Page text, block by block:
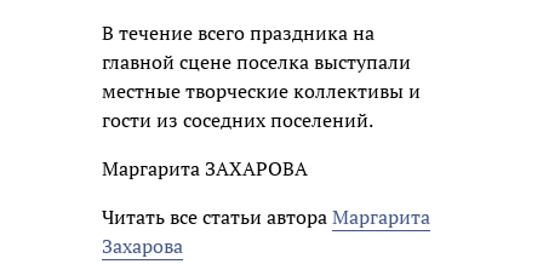
В течение всего праздника на
главной сцене поселка выступали
местные творческие коллективы и
гости из соседних поселений.
Маргарита ЗАХАРОВА
Читать все статьи автораМаргарита
Захарова